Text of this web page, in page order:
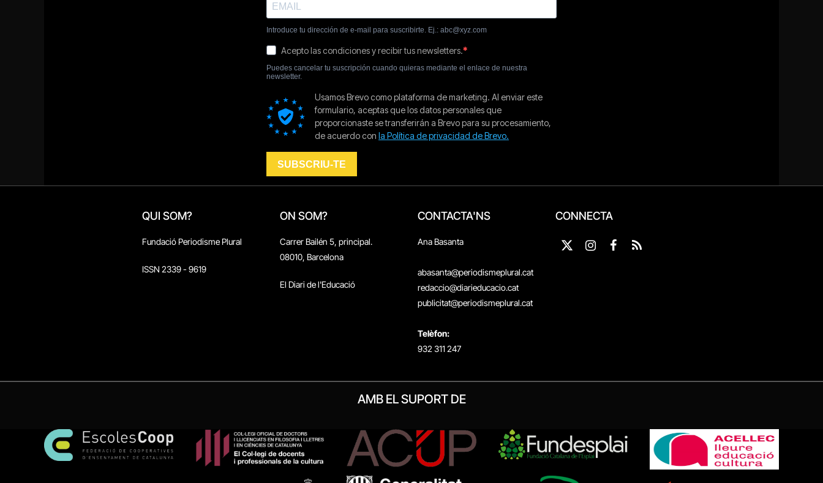
QUI SOM?
Fundació Periodisme Plural
ISSN 2339 - 9619
ON SOM?
Carrer Bailén 5, principal.
08010, Barcelona
El Diari de l'Educació
CONTACTA'NS
Ana Basanta
abasanta@periodismeplural.cat
redaccio@diarieducacio.cat
publicitat@periodismeplural.cat
Telèfon:
932 311 247
CONNECTA
X
Instagram
Facebook
RSS
AMB EL SUPORT DE